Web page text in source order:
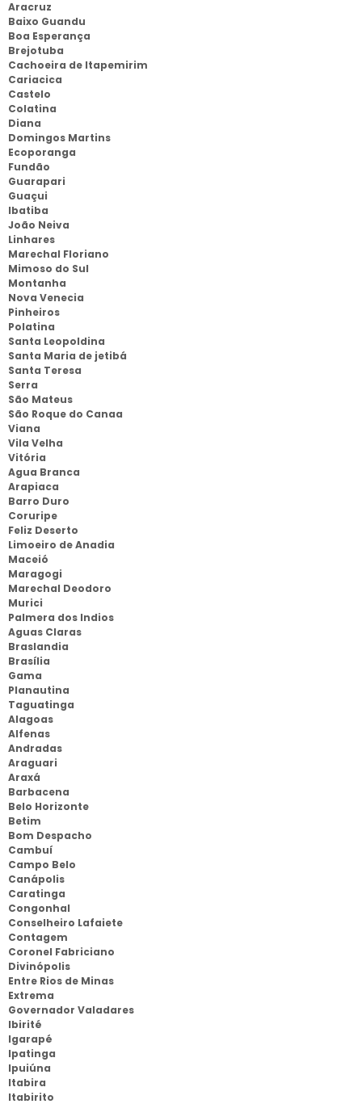
Aracruz
Baixo Guandu
Boa Esperança
Brejotuba
Cachoeira de Itapemirim
Cariacica
Castelo
Colatina
Diana
Domingos Martins
Ecoporanga
Fundão
Guarapari
Guaçui
Ibatiba
João Neiva
Linhares
Marechal Floriano
Mimoso do Sul
Montanha
Nova Venecia
Pinheiros
Polatina
Santa Leopoldina
Santa Maria de jetibá
Santa Teresa
Serra
São Mateus
São Roque do Canaa
Viana
Vila Velha
Vitória
Agua Branca
Arapiaca
Barro Duro
Coruripe
Feliz Deserto
Limoeiro de Anadia
Maceió
Maragogi
Marechal Deodoro
Murici
Palmera dos Indios
Aguas Claras
Braslandia
Brasília
Gama
Planautina
Taguatinga
Alagoas
Alfenas
Andradas
Araguari
Araxá
Barbacena
Belo Horizonte
Betim
Bom Despacho
Cambuí
Campo Belo
Canápolis
Caratinga
Congonhal
Conselheiro Lafaiete
Contagem
Coronel Fabriciano
Divinópolis
Entre Rios de Minas
Extrema
Governador Valadares
Ibirité
Igarapé
Ipatinga
Ipuiúna
Itabira
Itabirito